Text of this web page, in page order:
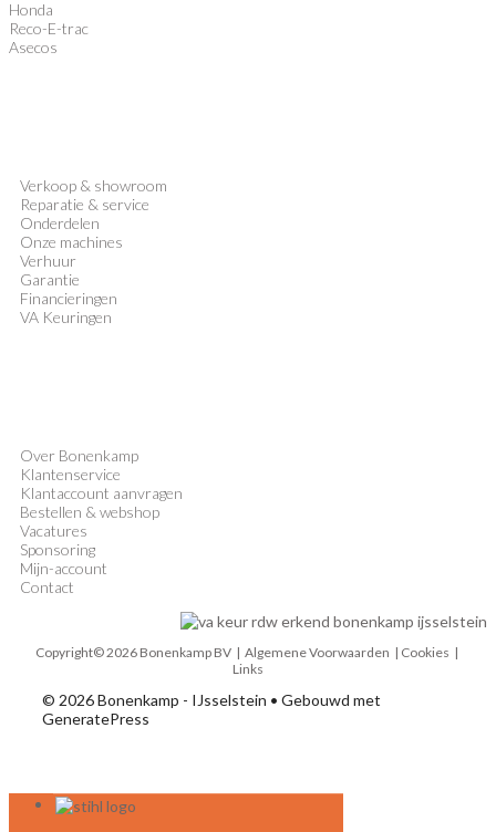
Honda
Reco-E-trac
Asecos
Verkoop & showroom
Reparatie & service
Onderdelen
Onze machines
Verhuur
Garantie
Financieringen
VA Keuringen
Over Bonenkamp
Klantenservice
Klantaccount aanvragen
Bestellen & webshop
Vacatures
Sponsoring
Mijn-account
Contact
Copyright© 2026 Bonenkamp BV | Algemene Voorwaarden | Cookies |
Links
© 2026 Bonenkamp - IJsselstein • Gebouwd met
GeneratePress